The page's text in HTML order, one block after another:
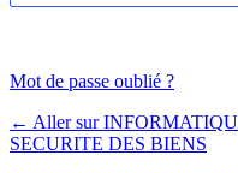
Mot de passe oublié ?
← Aller sur
SECURITE DES BIENS